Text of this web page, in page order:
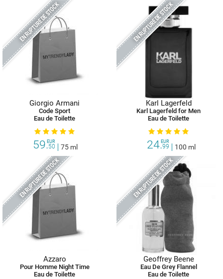
EN RUPTURE DE STOCK
Giorgio Armani
Code Sport
Eau de Toilette
59.50
EUR
75 ml
EN RUPTURE DE STOCK
Karl Lagerfeld
Karl Lagerfeld for Men
Eau de Toilette
24.99
EUR
100 ml
EN RUPTURE DE STOCK
Azzaro
Pour Homme Night Time
Eau de Toilette
EN RUPTURE DE STOCK
Geoffrey Beene
Eau De Grey Flannel
Eau de Toilette